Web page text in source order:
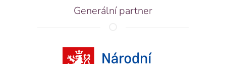
Generální partner